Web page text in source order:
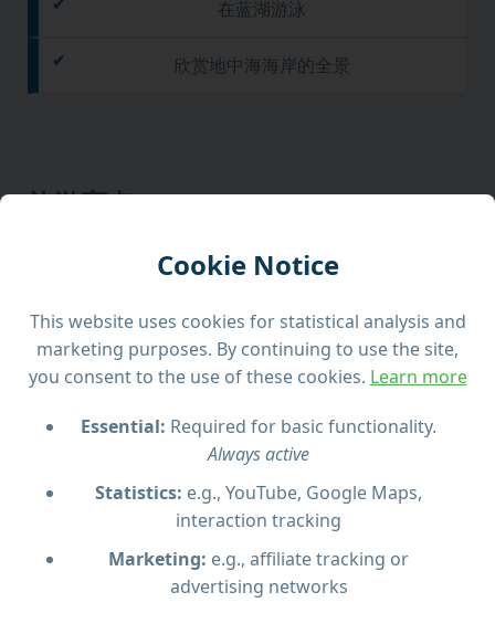
Cookie Notice
This website uses cookies for statistical analysis and
marketing purposes. By continuing to use the site,
you consent to the use of these cookies. Learn more
Essential: Required for basic functionality.
Always active
Statistics: e.g., YouTube, Google Maps,
interaction tracking
Marketing: e.g., affiliate tracking or
advertising networks
在蓝湖游泳
欣赏地中海海岸的全景
旅游亮点
欣赏马耳他夕阳美景
在船上放松并享受沿途风光
踏上一段浪漫的夕阳之旅，航向科米诺岛与蓝湖，欣赏